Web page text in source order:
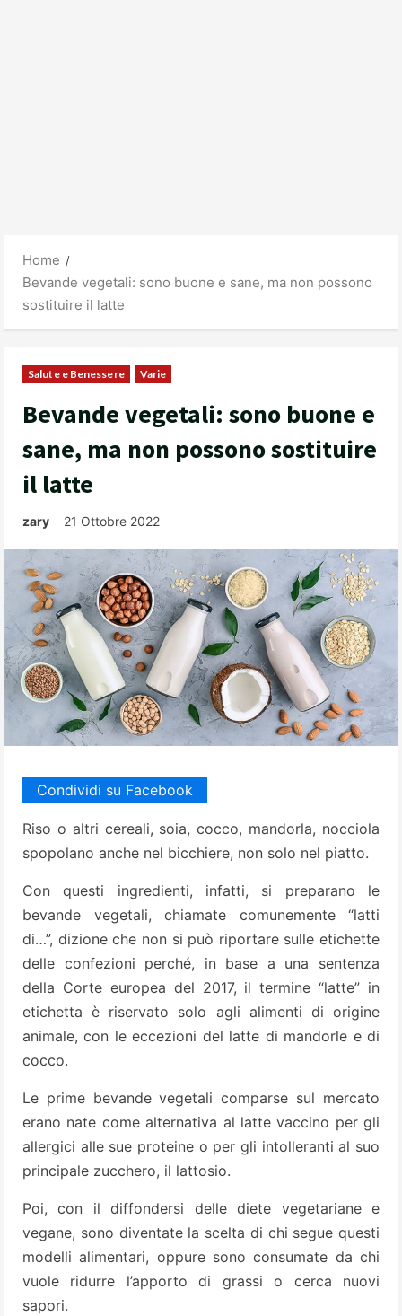
Home
Bevande vegetali: sono buone e sane, ma non possono
sostituire il latte
Salute e Benessere Varie
Bevande vegetali: sono buone e
sane, ma non possono sostituire
il latte
zary 21 Ottobre 2022
Condividi su Facebook
Riso o altri cereali, soia, cocco, mandorla, nocciola
spopolano anche nel bicchiere, non solo nel piatto.
Con questi ingredienti, infatti, si preparano le
bevande vegetali, chiamate comunemente “latti
di…”, dizione che non si può riportare sulle etichette
delle confezioni perché, in base a una sentenza
della Corte europea del 2017, il termine “latte” in
etichetta è riservato solo agli alimenti di origine
animale, con le eccezioni del latte di mandorle e di
cocco.
Le prime bevande vegetali comparse sul mercato
erano nate come alternativa al latte vaccino per gli
allergici alle sue proteine o per gli intolleranti al suo
principale zucchero, il lattosio.
Poi, con il diffondersi delle diete vegetariane e
vegane, sono diventate la scelta di chi segue questi
modelli alimentari, oppure sono consumate da chi
vuole ridurre l’apporto di grassi o cerca nuovi
sapori.